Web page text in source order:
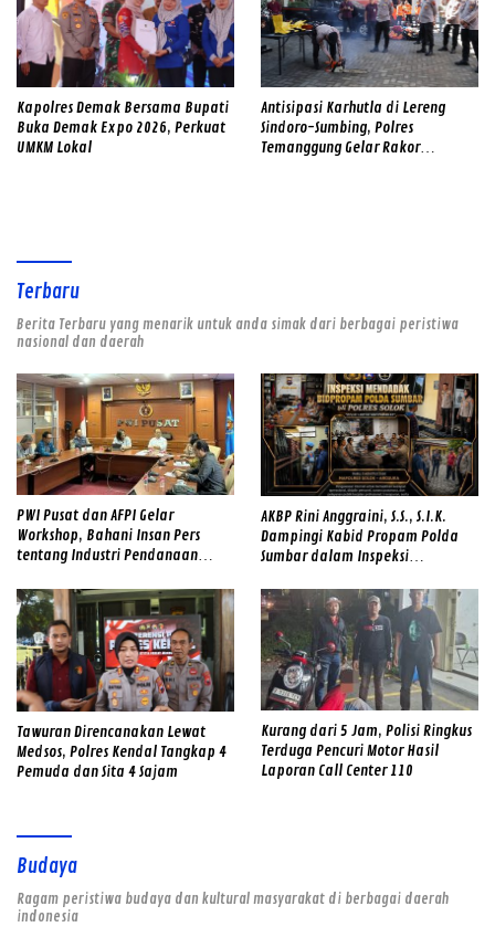
Kapolres Demak Bersama Bupati
Buka Demak Expo 2026, Perkuat
UMKM Lokal
Antisipasi Karhutla di Lereng
Sindoro-Sumbing, Polres
Temanggung Gelar Rakor
Terbaru
Berita Terbaru yang menarik untuk anda simak dari berbagai peristiwa
nasional dan daerah
PWI Pusat dan AFPI Gelar
Workshop, Bahani Insan Pers
tentang Industri Pendanaan
AKBP Rini Anggraini, S.S., S.I.K.
Dampingi Kabid Propam Polda
Sumbar dalam Inspeksi
Perkuat Disiplin Personel dan
Tingkatkan Pelayanan Humanis
kepada Masyarakat
Tawuran Direncanakan Lewat
Medsos, Polres Kendal Tangkap 4
Pemuda dan Sita 4 Sajam
Kurang dari 5 Jam, Polisi Ringkus
Terduga Pencuri Motor Hasil
Laporan Call Center 110
Budaya
Ragam peristiwa budaya dan kultural masyarakat di berbagai daerah
indonesia